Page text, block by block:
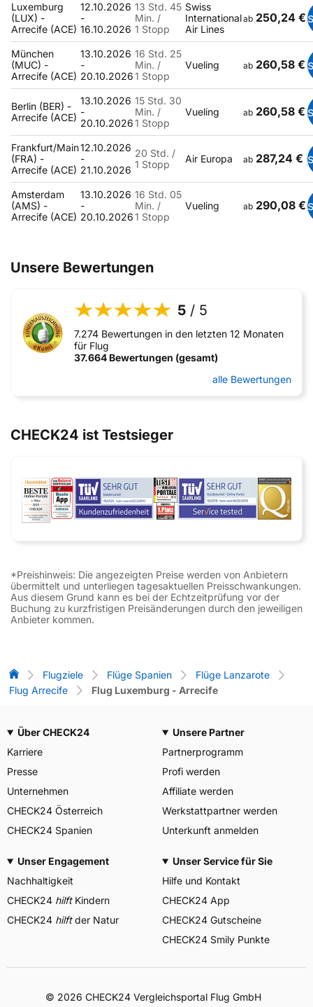
Luxemburg
(LUX) -
Arrecife (ACE)
12.10.2026
-
16.10.2026
13 Std. 45
Min. /
1 Stopp
Swiss
International
Air Lines
ab 250,24 €
München
(MUC) -
Arrecife (ACE)
13.10.2026
-
20.10.2026
16 Std. 25
Min. /
1 Stopp
Vueling ab 260,58 €
Berlin (BER) -
Arrecife (ACE)
13.10.2026
-
20.10.2026
15 Std. 30
Min. /
1 Stopp
Vueling ab 260,58 €
Frankfurt/Main
(FRA) -
Arrecife (ACE)
12.10.2026
-
21.10.2026
20 Std. /
1 Stopp
Air Europa ab 287,24 €
Amsterdam
(AMS) -
Arrecife (ACE)
13.10.2026
-
20.10.2026
16 Std. 05
Min. /
1 Stopp
Vueling ab 290,08 €
Unsere Bewertungen
5 / 5
7.274 Bewertungen in den letzten 12 Monaten
für Flug
37.664 Bewertungen (gesamt)
alle Bewertungen
CHECK24 ist Testsieger
*Preishinweis: Die angezeigten Preise werden von Anbietern
übermittelt und unterliegen tagesaktuellen Preisschwankungen.
Aus diesem Grund kann es bei der Echtzeitprüfung vor der
Buchung zu kurzfristigen Preisänderungen durch den jeweiligen
Anbieter kommen.
Flug-Vergleich
Flugziele Flüge Spanien
Flüge Lanzarote
Flug Arrecife
Flug Luxemburg - Arrecife
Über CHECK24
Karriere
Presse
Unternehmen
CHECK24 Österreich
CHECK24 Spanien
Unsere Partner
Partnerprogramm
Profi werden
Affiliate werden
Werkstattpartner werden
Unterkunft anmelden
Unser Engagement
Nachhaltigkeit
CHECK24 hilftKindern
CHECK24 hilftder Natur
Unser Service für Sie
Hilfe und Kontakt
CHECK24 App
CHECK24 Gutscheine
CHECK24 Smily Punkte
© 2026 CHECK24 Vergleichsportal Flug GmbH